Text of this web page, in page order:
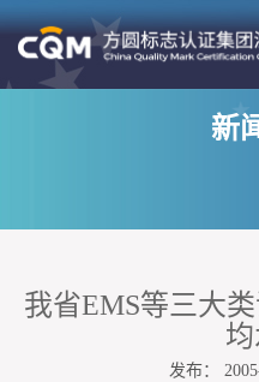
新
我省EMS等三大
发布：